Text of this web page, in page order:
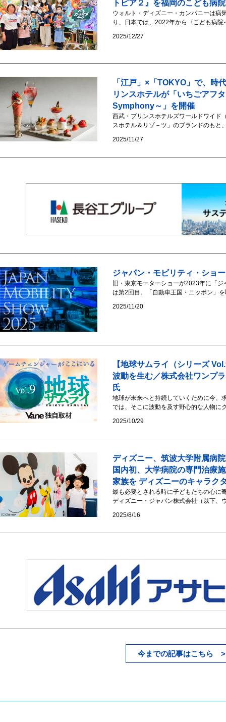
トピア２』を福岡のこども病
ウォルト・ディズニー・カンパニーは病
り、日本では、2022年から〈こども病
2025/12/27
「江戸」×「TOKYO」で、時
リンスホテルが「いちごアフ
Symphony～」を開催
西武・プリンスホテルズワールドワイド
スホテル＆リゾ－ツ」のブランドのも
2025/11/27
ジャパン・モビリティ・ショ
旧・東京モーターショーが2023年に「
は第2回目。「自動車王国・ニッポン」
2025/11/20
【地球サムライ（シリーズ
波動を生む／株式会社ワンプ
氏
地球が未来へと持続していくために今、
では、そこに波動を及す野心的な人物
2025/10/29
ディズニー、筑波大学附属病
国内初、大学病院の専門治療
家族を ディズニーのキャラク
最も必要とされる時に子どもたちの心に
ディズニー・ジャパン株式会社（以下
2025/8/16
今までの記事はこちら >